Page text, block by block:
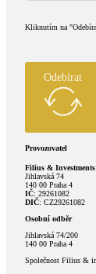
Kliknutím na
Odebírat
Provozovatel
Filius &
Jihlavská 74
140 00 Praha 4
IČ: 29261082
DIČ: CZ29261082
Osobní odběr
Jihlavská 74/200
140 00 Praha 4
Společnost Filius &